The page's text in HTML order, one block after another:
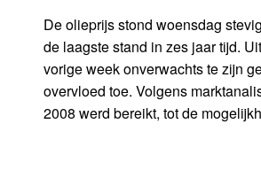
De olieprijs stond woensdag
de laagste stand in zes jaar tijd.
vorige week onverwachts te zijn
overvloed toe. Volgens
2008 werd bereikt, tot de